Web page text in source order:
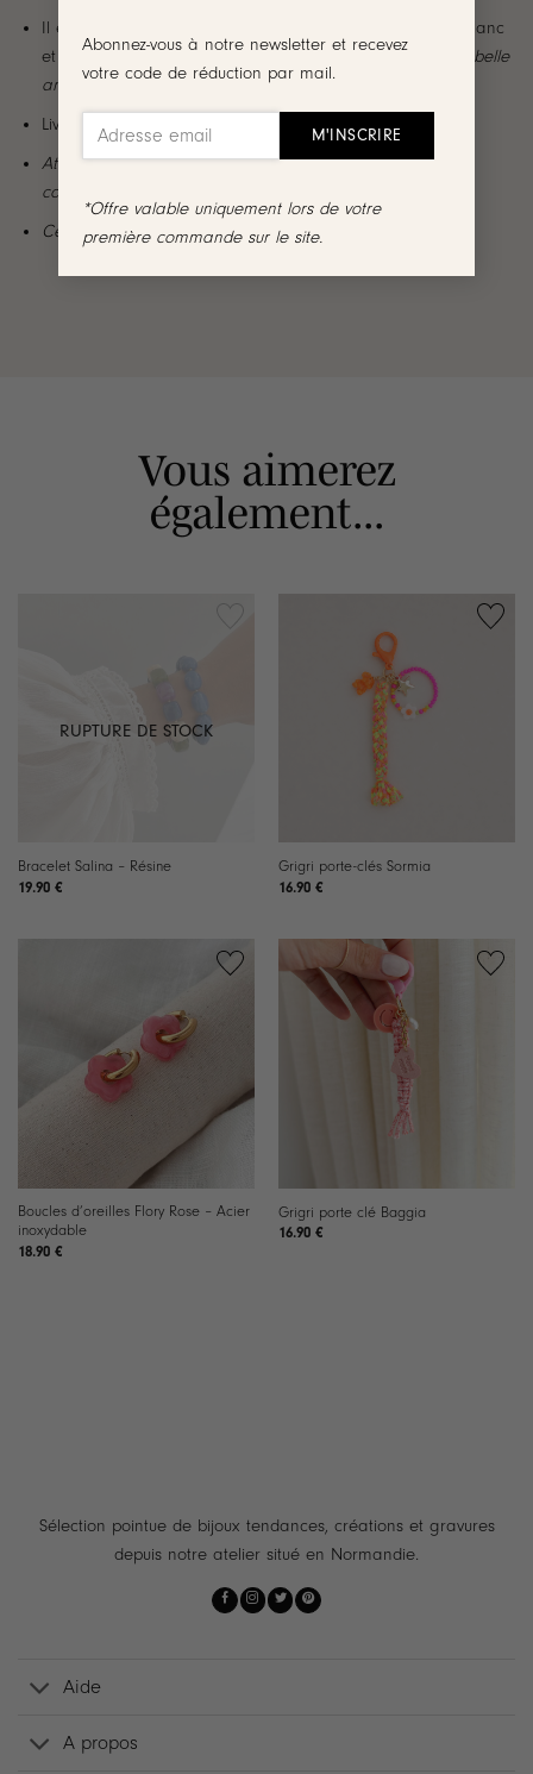
Abonnez-vous à notre newsletter et recevez
votre code de réduction par mail.
*Offre valable uniquement lors de votre
première commande sur le site.
Il est décoré d’une petite pochette transparente à pois blanc
et d’une petite pastille rose «Merci Maîtresse pour cette belle
année » avec la signature de votre enfant ♡
Livré à plat, il faudra y glisser l’écrin dedans
Attention cet emballage est limitée à 1 par articles
commandés
Cet article ne pas être commandé seul
Vous aimerez
également...
RUPTURE DE STOCK
Bracelet Salina – Résine
19.90 €
Grigri porte-clés Sormia
16.90 €
Boucles d’oreilles Flory Rose – Acier
inoxydable
18.90 €
Grigri porte clé Baggia
16.90 €
Sélection pointue de bijoux tendances, créations et gravures
depuis notre atelier situé en Normandie.
Aide
A propos